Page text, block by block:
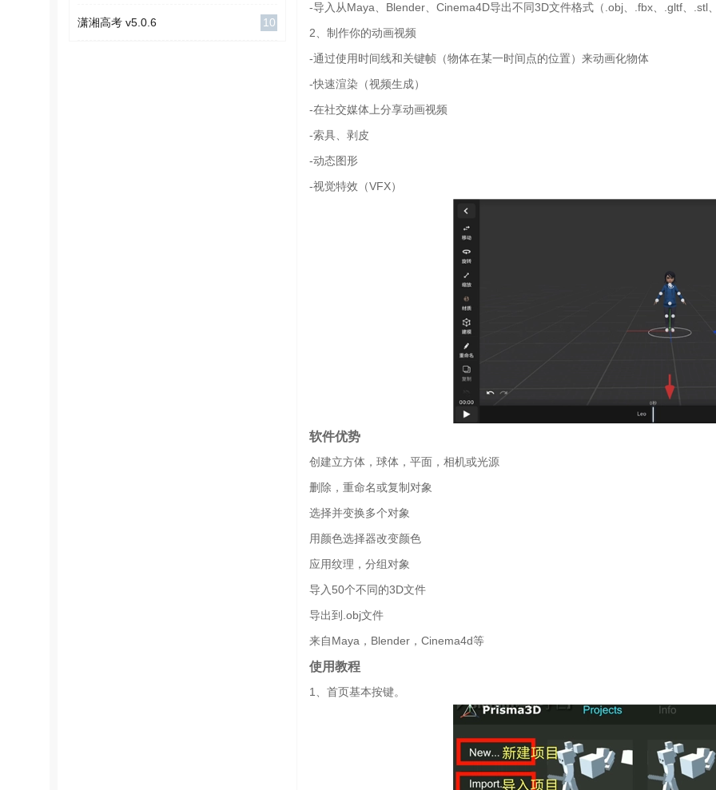
潇湘高考 v5.0.6 10
-导入从Maya、Blender、Cinema4D导出不同3D文件格式（.obj、.fbx、.gltf、.stl
2、制作你的动画视频
-通过使用时间线和关键帧（物体在某一时间点的位置）来动画化物体
-快速渲染（视频生成）
-在社交媒体上分享动画视频
-索具、剥皮
-动态图形
-视觉特效（VFX）
软件优势
创建立方体，球体，平面，相机或光源
删除，重命名或复制对象
选择并变换多个对象
用颜色选择器改变颜色
应用纹理，分组对象
导入50个不同的3D文件
导出到.obj文件
来自Maya，Blender，Cinema4d等
使用教程
1、首页基本按键。